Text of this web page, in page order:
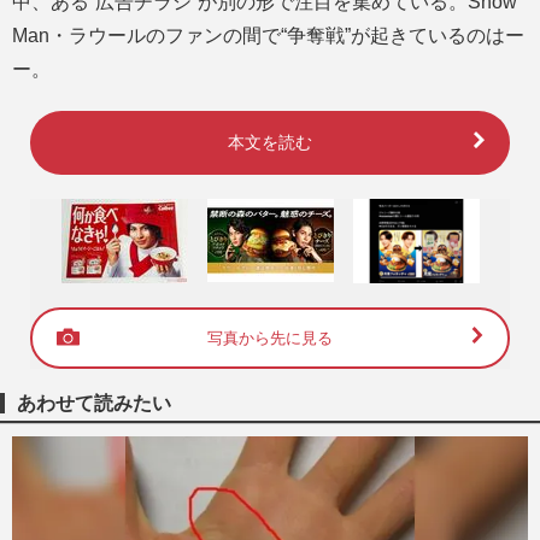
Man・ラウールのファンの間で“争奪戦”が起きているのはー
ー。
本文を読む
写真から先に見る
あわせて読みたい